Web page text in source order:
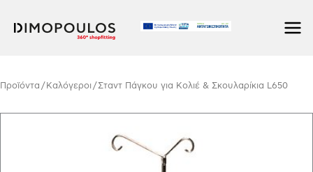
στο
Προϊόντα / Kαλόγεροι / Σταντ Πάγκου για Κολιέ & Σκουλαρίκια L650